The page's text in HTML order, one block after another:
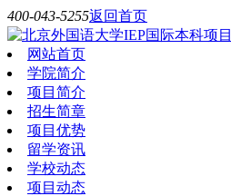
400-043-5255返回首页
网站首页
学院简介
项目简介
招生简章
项目优势
留学资讯
学校动态
项目动态